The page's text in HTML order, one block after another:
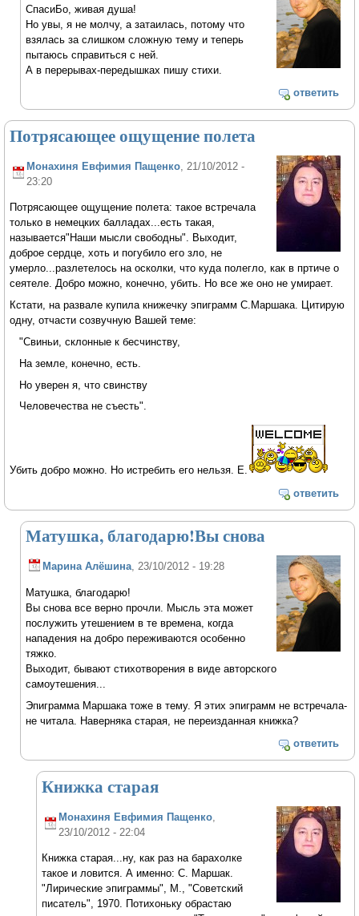
СпасиБо, живая душа!
Но увы, я не молчу, а затаилась, потому что
взялась за слишком сложную тему и теперь
пытаюсь справиться с ней.
А в перерывах-передышках пишу стихи.
ответить
Потрясающее ощущение полета
Монахиня Евфимия Пащенко , 21/10/2012 -
23:20
Потрясающее ощущение полета: такое встречала
только в немецких балладах...есть такая,
называется"Наши мысли свободны". Выходит,
доброе сердце, хоть и погубило его зло, не
умерло...разлетелось на осколки, что куда полегло, как в пртиче о
сеятеле. Добро можно, конечно, убить. Но все же оно не умирает.
Кстати, на развале купила книжечку эпиграмм С.Маршака. Цитирую
одну, отчасти созвучную Вашей теме:
"Свиньи, склонные к бесчинству,
На земле, конечно, есть.
Но уверен я, что свинству
Человечества не съесть".
Убить добро можно. Но истребить его нельзя. Е.
ответить
Матушка, благодарю!Вы снова
Марина Алёшина, 23/10/2012 - 19:28
Матушка, благодарю!
Вы снова все верно прочли. Мысль эта может
послужить утешением в те времена, когда
нападения на добро переживаются особенно
тяжко.
Выходит, бывают стихотворения в виде авторского
самоутешения...
Эпиграмма Маршака тоже в тему. Я этих эпиграмм не встречала-
не читала. Наверняка старая, не переизданная книжка?
ответить
Книжка старая
Монахиня Евфимия Пащенко
23/10/2012 - 22:04
Книжка старая...ну, как раз на барахолке
такое и ловится. А именно: С. Маршак.
"Лирические эпиграммы", М., "Советский
писатель", 1970. Потихоньку обрастаю